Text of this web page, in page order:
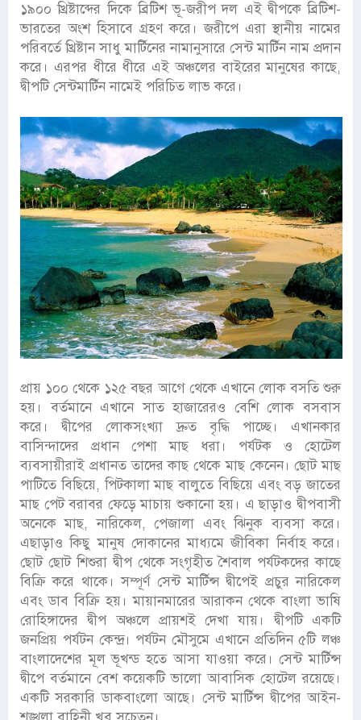
১৯০০ খ্রিষ্টাব্দের দিকে ব্রিটিশ ভূ-জরীপ দল এই দ্বীপকে ব্রিটিশ-
ভারতের অংশ হিসাবে গ্রহণ করে। জরীপে এরা স্থানীয় নামের
পরিবর্তে খ্রিষ্টান সাধু মার্টিনের নামানুসারে সেন্ট মার্টিন নাম প্রদান
করে। এরপর ধীরে ধীরে এই অঞ্চলের বাইরের মানুষের কাছে,
দ্বীপটি সেন্টমার্টিন নামেই পরিচিত লাভ করে।
প্রায় ১০০ থেকে ১২৫ বছর আগে থেকে এখানে লোক বসতি শুরু
হয়। বর্তমানে এখানে সাত হাজারেরও বেশি লোক বসবাস
করে। দ্বীপের লোকসংখ্যা দ্রুত বৃদ্ধি পাচ্ছে। এখানকার
বাসিন্দাদের প্রধান পেশা মাছ ধরা। পর্যটক ও হোটেল
ব্যবসায়ীরাই প্রধানত তাদের কাছ থেকে মাছ কেনেন। ছোট মাছ
পাটিতে বিছিয়ে, পিটকালা মাছ বালুতে বিছিয়ে এবং বড় জাতের
মাছ পেট বরাবর ফেড়ে মাচায় শুকানো হয়। এ ছাড়াও দ্বীপবাসী
অনেকে মাছ, নারিকেল, পেজালা এবং ঝিনুক ব্যবসা করে।
এছাড়াও কিছু মানুষ দোকানের মাধ্যমে জীবিকা নির্বাহ করে।
ছোট ছোট শিশুরা দ্বীপ থেকে সংগৃহীত শৈবাল পর্যটকদের কাছে
বিক্রি করে থাকে। সম্পূর্ণ সেন্ট মার্টিন্স দ্বীপেই প্রচুর নারিকেল
এবং ডাব বিক্রি হয়। মায়ানমারের আরাকন থেকে বাংলা ভাষি
রোহিঙ্গাদের দ্বীপ অঞ্চলে প্রায়শই দেখা যায়। দ্বীপটি একটি
জনপ্রিয় পর্যটন কেন্দ্র। পর্যটন মৌসুমে এখানে প্রতিদিন ৫টি লঞ্চ
বাংলাদেশের মূল ভূখন্ড হতে আসা যাওয়া করে। সেন্ট মার্টিন্স
দ্বীপে বর্তমানে বেশ কয়েকটি ভালো আবাসিক হোটেল রয়েছে।
একটি সরকারি ডাকবাংলো আছে। সেন্ট মার্টিন্স দ্বীপের আইন-